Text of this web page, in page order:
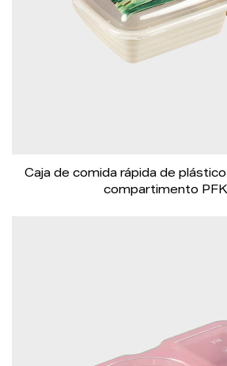
Caja de comida rápida de
compartimento